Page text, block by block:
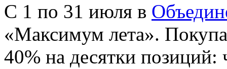
С 1 по 31 июля в
«Максимум лета».
40% на десятки